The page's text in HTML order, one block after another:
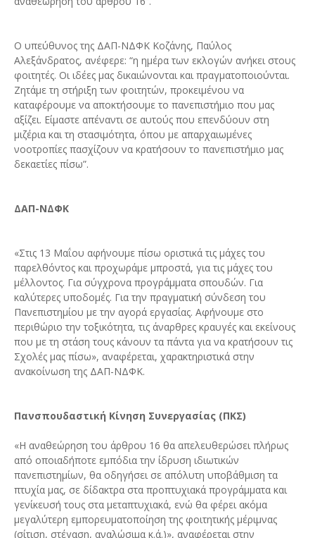
Ο υπεύθυνος της ΔΑΠ-ΝΔΦΚ Κοζάνης, Παύλος
Αλεξάνδρατος, ανέφερε: “η ημέρα των εκλογών ανήκει στους
φοιτητές. Οι ιδέες μας δικαιώνονται και πραγματοποιούνται.
Ζητάμε τη στήριξη των φοιτητών, προκειμένου να
καταφέρουμε να αποκτήσουμε το πανεπιστήμιο που μας
αξίζει. Είμαστε απέναντι σε αυτούς που επενδύουν στη
μιζέρια και τη στασιμότητα, όπου με απαρχαιωμένες
νοοτροπίες πασχίζουν να κρατήσουν το πανεπιστήμιο μας
δεκαετίες πίσω”.
ΔΑΠ-ΝΔΦΚ
«Στις 13 Μαΐου αφήνουμε πίσω οριστικά τις μάχες του
παρελθόντος και προχωράμε μπροστά, για τις μάχες του
μέλλοντος. Για σύγχρονα προγράμματα σπουδών. Για
καλύτερες υποδομές. Για την πραγματική σύνδεση του
Πανεπιστημίου με την αγορά εργασίας. Αφήνουμε στο
περιθώριο την τοξικότητα, τις άναρθρες κραυγές και εκείνους
που με τη στάση τους κάνουν τα πάντα για να κρατήσουν τις
Σχολές μας πίσω», αναφέρεται, χαρακτηριστικά στην
ανακοίνωση της ΔΑΠ-ΝΔΦΚ.
Πανσπουδαστική Κίνηση Συνεργασίας (ΠΚΣ)
«Η αναθεώρηση του άρθρου 16 θα απελευθερώσει πλήρως
από οποιαδήποτε εμπόδια την ίδρυση ιδιωτικών
πανεπιστημίων, θα οδηγήσει σε απόλυτη υποβάθμιση τα
πτυχία μας, σε δίδακτρα στα προπτυχιακά προγράμματα και
γενίκευσή τους στα μεταπτυχιακά, ενώ θα φέρει ακόμα
μεγαλύτερη εμπορευματοποίηση της φοιτητικής μέριμνας
(σίτιση, στέγαση, αναλώσιμα κ.ά.)», αναφέρεται στην